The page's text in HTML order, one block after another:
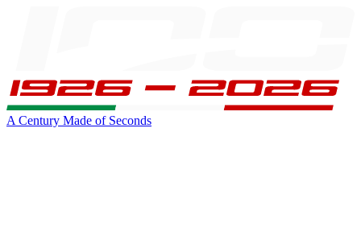
A Century Made of Seconds